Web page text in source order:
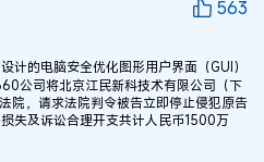
563
的电脑安全优化图形用户界面（GUI）
公司将北京江民新科技术有限公司（下
院，请求法院判令被告立即停止侵犯原告
失及诉讼合理开支共计人民币1500万